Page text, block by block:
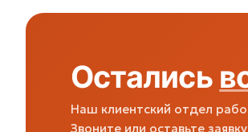
Остались
Наш клиентский отдел
Звоните или оставьте